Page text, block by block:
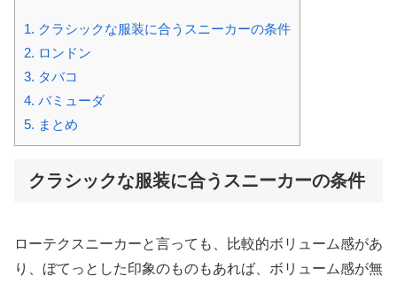
1. クラシックな服装に合うスニーカーの条件
2. ロンドン
3. タバコ
4. バミューダ
5. まとめ
クラシックな服装に合うスニーカーの条件
ローテクスニーカーと言っても、比較的ボリューム感があ
り、ぼてっとした印象のものもあれば、ボリューム感が無